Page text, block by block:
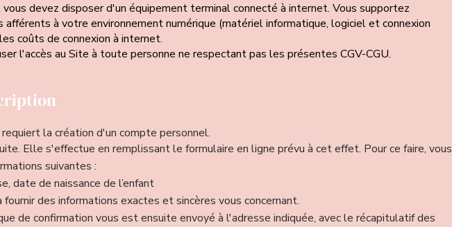
vous devez disposer d'un équipement terminal connecté à internet. Vous supportez
à votre environnement numérique (matériel informatique, logiciel et connexion
coûts de connexion à internet.
l'accès au Site à toute personne ne respectant pas les présentes CGV-CGU.
la création d'un compte personnel.
Elle s'effectue en remplissant le formulaire en ligne prévu à cet effet. Pour ce faire, vous
suivantes :
date de naissance de l’enfant
fournir des informations exactes et sincères vous concernant.
de confirmation vous est ensuite envoyé à l'adresse indiquée, avec le récapitulatif des